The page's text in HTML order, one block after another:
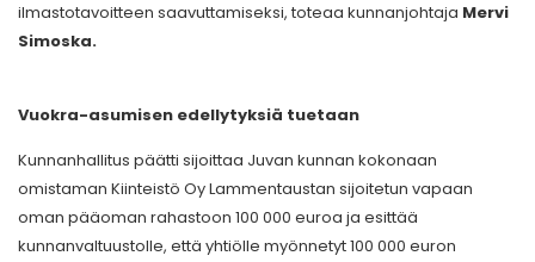
ilmastotavoitteen saavuttamiseksi, toteaa kunnanjohtaja Mervi
Simoska.
Vuokra-asumisen edellytyksiä tuetaan
Kunnanhallitus päätti sijoittaa Juvan kunnan kokonaan
omistaman Kiinteistö Oy Lammentaustan sijoitetun vapaan
oman pääoman rahastoon 100 000 euroa ja esittää
kunnanvaltuustolle, että yhtiölle myönnetyt 100 000 euron